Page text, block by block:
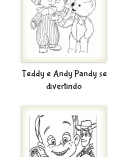
Teddy e Andy Pandy se
divertindo